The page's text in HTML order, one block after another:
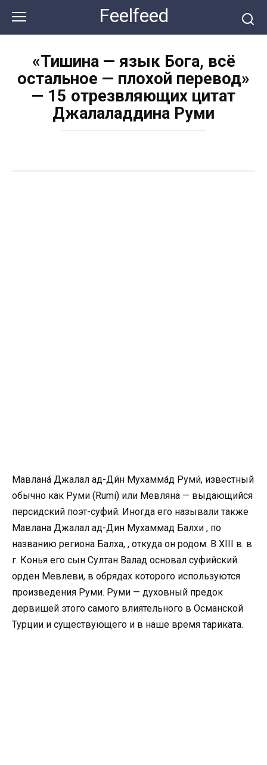
контенту
Feelfeed
«Тишина — язык Бога, всё
остальное — плохой перевод»
— 15 отрезвляющих цитат
Джалаладдина Руми
Мавлана́ Джалал ад-Ди́н Мухамма́д Руми́, известный
обычно как Руми (Rumi) или Мевляна — выдающийся
персидский поэт-суфий. Иногда его называли также
Мавлана Джалал ад-Дин Мухаммад Балхи , по
названию региона Балха, , откуда он родом. В ХIII в. в
г. Конья его сын Султан Валад основал суфийский
орден Мевлеви, в обрядах которого используются
произведения Руми. Руми — духовный предок
дервишей этого самого влиятельного в Османской
Турции и существующего и в наше время тариката.